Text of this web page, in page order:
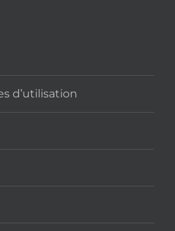
d’utilisation